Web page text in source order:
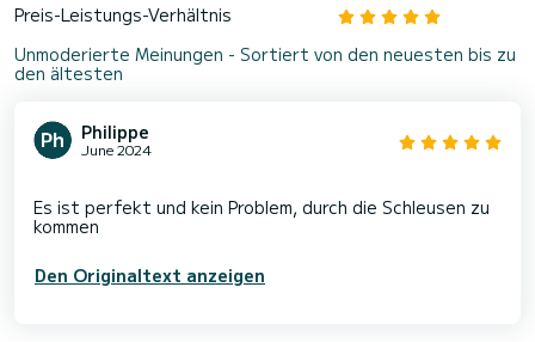
Preis-Leistungs-Verhältnis
Unmoderierte Meinungen - Sortiert von den neuesten bis zu
den ältesten
Philippe
June 2024
Es ist perfekt und kein Problem, durch die Schleusen zu
Den Originaltext anzeigen